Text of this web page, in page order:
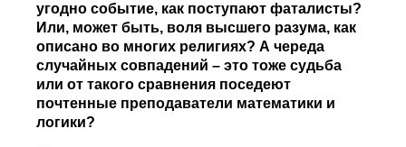
угодно событие, как поступают фаталисты?
Или, может быть, воля высшего разума, как
описано во многих религиях? А череда
случайных совпадений – это тоже судьба
или от такого сравнения поседеют
почтенные преподаватели математики и
логики?